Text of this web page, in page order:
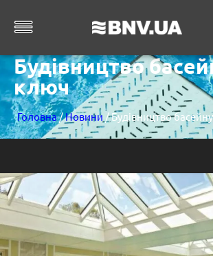
Будівництво
ключ
Головна/Новини / Будівництво